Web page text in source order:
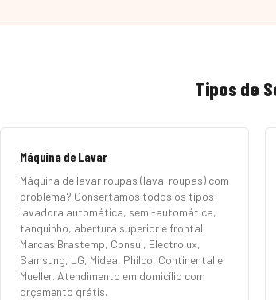
Tipos de
Máquina de Lavar
Máquina de lavar roupas (lava-roupas) com
problema? Consertamos todos os tipos:
lavadora automática, semi-automática,
tanquinho, abertura superior e frontal.
Marcas Brastemp, Consul, Electrolux,
Samsung, LG, Midea, Philco, Continental e
Mueller. Atendimento em domicílio com
orçamento grátis.